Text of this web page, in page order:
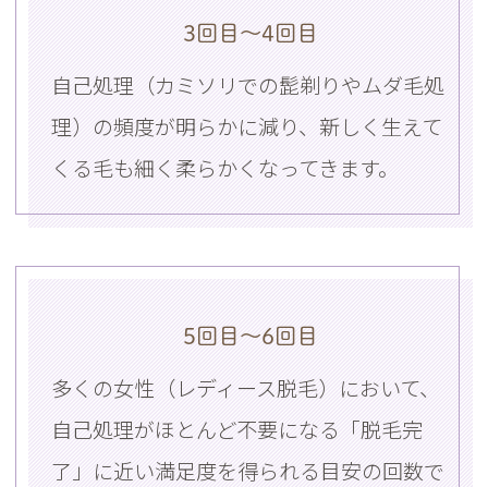
3回目〜4回目
自己処理（カミソリでの髭剃りやムダ毛処
理）の頻度が明らかに減り、新しく生えて
くる毛も細く柔らかくなってきます。
5回目〜6回目
多くの女性（レディース脱毛）において、
自己処理がほとんど不要になる「脱毛完
了」に近い満足度を得られる目安の回数で